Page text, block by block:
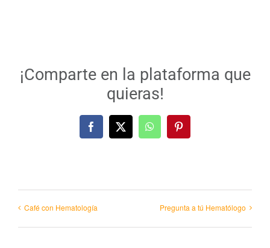
¡Comparte en la plataforma que
quieras!
Facebook
X WhatsAppPinterest
Café con Hematología Pregunta a tú Hematólogo